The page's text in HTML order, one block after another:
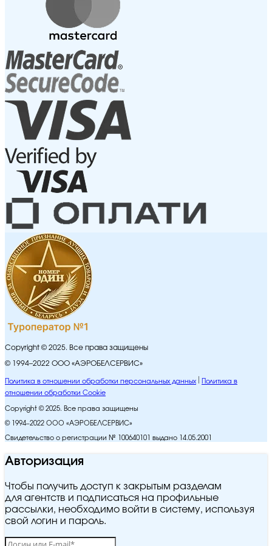
Copyright © 2025. Все права защищены
© 1994–2022 ООО «АЭРОБЕЛСЕРВИС»
Политика в отношении обработки персональных данных
Политика в
отношении обработки Cookie
Copyright © 2025. Все права защищены
© 1994–2022 ООО «АЭРОБЕЛСЕРВИС»
Свидетельство о регистрации № 100640101 выдано 14.05.2001
Авторизация
Чтобы получить доступ к закрытым разделам
для агентств и подписаться на профильные
рассылки, необходимо войти в систему, используя
свой логин и пароль.